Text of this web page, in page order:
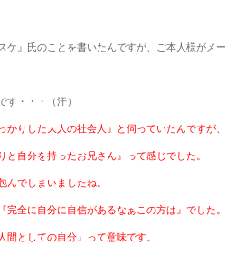
ケ』氏のことを書いたんですが、ご本人様がメー
す・・・（汗）
かりした大人の社会人』と伺っていたんですが、
と自分を持ったお兄さん』って感じでした。
んでしまいましたね。
完全に自分に自信があるなぁこの方は』でした。
間としての自分』って意味です。